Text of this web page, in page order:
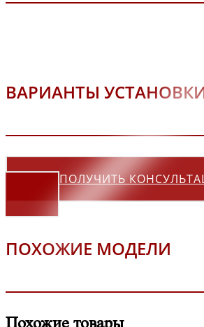
ВАРИАНТЫ
ПОЛУЧИТЬ
ПОХОЖИЕ МОДЕЛИ
Похожие товары